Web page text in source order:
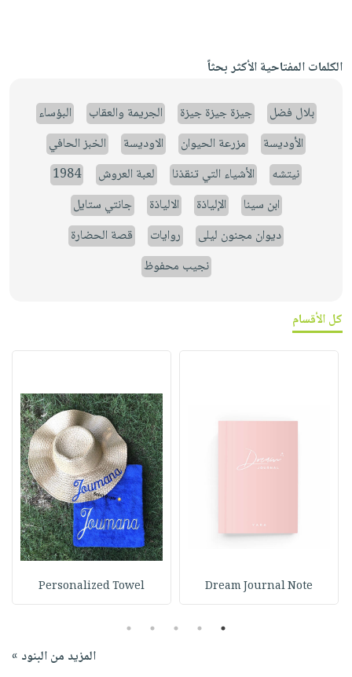
الكلمات المفتاحية الأكثر بحثاً
بلال فضل جيزة جيزة جيزة الجريمة والعقاب
البؤساء
الأوديسة
مزرعة الحيوان الاوديسة
الخبز الحافي
نيتشه
الأشياء التي تنقذنا لعبة العروش
1984
ابن سينا
الإلياذة الالياذة
جانتي ستايل
ديوان مجنون ليلى
روايات
قصة الحضارة
نجيب محفوظ
كل الأقسام
Dream Journal Note
Personalized Towel
1
2
3
4
5
المزيد من البنود »